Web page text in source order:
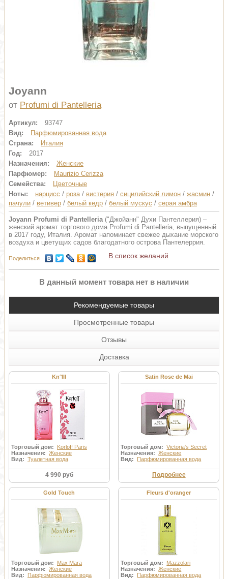
Joyann
от Profumi di Pantelleria
Артикул:
93747
Вид:
Парфюмированная вода
Страна:
Италия
Год:
2017
Назначения:
Женские
Парфюмер:
Maurizio Cerizza
Семейства:
Цветочные
Ноты:
нарцисс / роза/ вистерия / сицилийский лимон / жасмин /
пачули / ветивер / белый кедр / белый мускус / серая амбра
Joyann Profumi di Pantelleria ("Джойанн" Духи Пантеллерия) –
женский аромат торгового дома Profumi di Pantelleria, выпущенный
в 2017 году, Италия. Аромат напоминает свежее дыхание морского
воздуха и цветущих садов благодатного острова Пантелеррия.
Поделиться В список желаний
В данный момент товара нет в наличии
Рекомендуемые товары
Просмотренные товары
Отзывы
Доставка
Kn°III
Торговый дом:
Korloff Paris
Назначения: Женские
Вид: Туалетная вода
4 990 руб
Satin Rose de Mai
Торговый дом:Victoria's Secret
Назначения:Женские
Вид:
Парфюмированная вода
Подробнее
Gold Touch
Торговый дом: Max Mara
Назначения: Женские
Вид:
Парфюмированная вода
Fleurs d'oranger
Торговый дом: Mazzolari
Назначения:Женские
Вид:
Парфюмированная вода